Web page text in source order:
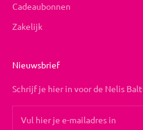
Cadeaubonnen
Zakelijk
Nieuwsbrief
Schrijf je hier in voor de Nelis